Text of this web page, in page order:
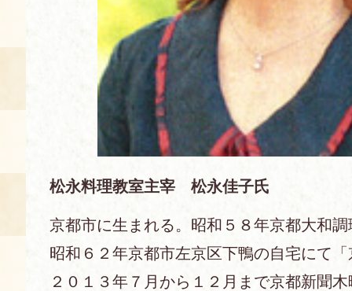
空き状況・ご予約
使用料・お支払い方法
食の語り部の部屋
展示見学
講演会付き料理教室
あじわい館弁当
松永料理教室主宰 松永佳子氏
京都市に生まれる。昭和５８年京都大和
昭和６２年京都市左京区下鴨の自宅にて
２０１３年７月から１２月まで京都新聞